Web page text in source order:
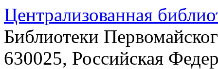
Централизованная
Библиотеки
630025, Российская